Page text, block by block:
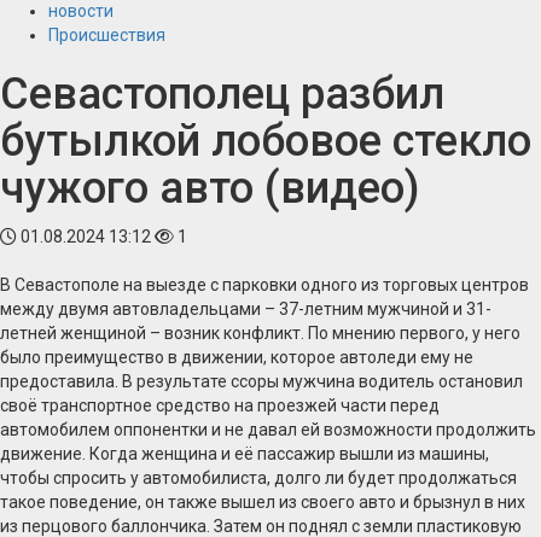
новости
Происшествия
Севастополец разбил
бутылкой лобовое стекло
чужого авто (видео)
01.08.2024 13:12 1
В Севастополе на выезде с парковки одного из торговых центров
между двумя автовладельцами – 37-летним мужчиной и 31-
летней женщиной – возник конфликт. По мнению первого, у него
было преимущество в движении, которое автоледи ему не
предоставила. В результате ссоры мужчина водитель остановил
своё транспортное средство на проезжей части перед
автомобилем оппонентки и не давал ей возможности продолжить
движение. Когда женщина и её пассажир вышли из машины,
чтобы спросить у автомобилиста, долго ли будет продолжаться
такое поведение, он также вышел из своего авто и брызнул в них
из перцового баллончика. Затем он поднял с земли пластиковую